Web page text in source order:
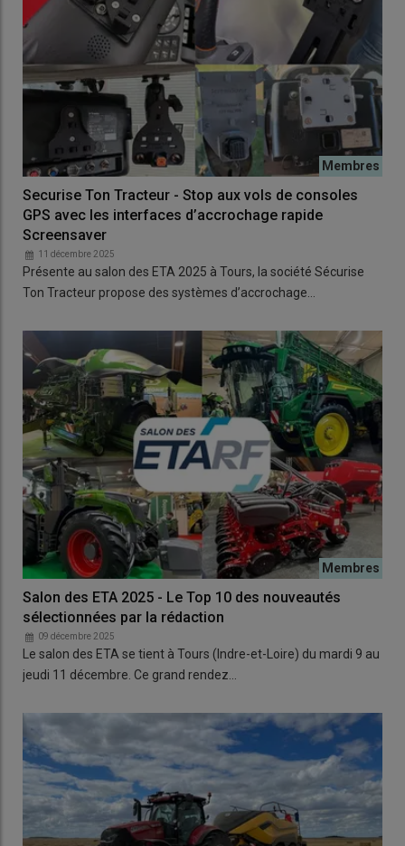
Securise Ton Tracteur - Stop aux vols de consoles
GPS avec les interfaces d’accrochage rapide
Screensaver
11 décembre 2025
Présente au salon des ETA 2025 à Tours, la société Sécurise
Ton Tracteur propose des systèmes d’accrochage…
Salon des ETA 2025 - Le Top 10 des nouveautés
sélectionnées par la rédaction
09 décembre 2025
Le salon des ETA se tient à Tours (Indre-et-Loire) du mardi 9 au
jeudi 11 décembre. Ce grand rendez…